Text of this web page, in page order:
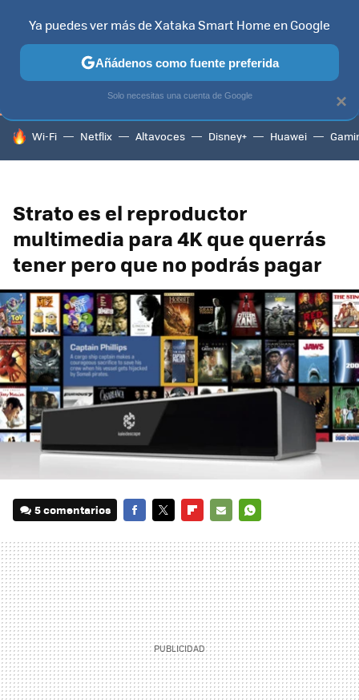
TELEVISORES CONTENIDOS SMART TV SELECCIÓN
HOY SE HABLA DE
Wi-Fi Netflix Altavoces Disney+ Huawei
Strato es el reproductor
multimedia para 4K que querrás
tener pero que no podrás pagar
5 comentarios
MAIL
×
Ya puedes ver más de Xataka Smart Home en Google
Añádenos como fuente preferida
Solo necesitas una cuenta de Google